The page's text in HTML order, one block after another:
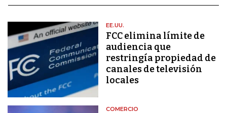
EE.UU.
FCC elimina límite de
audiencia que
restringía propiedad de
canales de televisión
locales
COMERCIO